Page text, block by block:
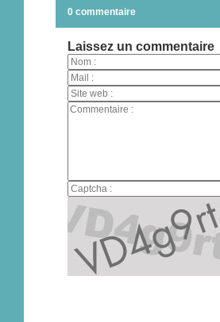
0 commentaire
Laissez un commentaire